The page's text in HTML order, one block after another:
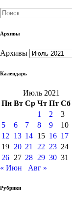
Архивы
Архивы
Календарь
Июль 2021
Пн Вт Ср Чт Пт Сб
1
2 3
5
6 7 8 9 10
12
13 14 15 16 17
19 20 21 22 23 24
26 27 28 29 30 31
« Июн
Авг »
Рубрики